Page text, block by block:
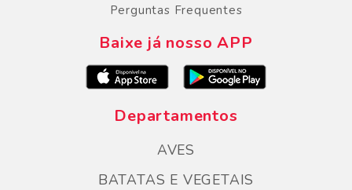
Perguntas Frequentes
Baixe já nosso APP
Departamentos
AVES
BATATAS E VEGETAIS